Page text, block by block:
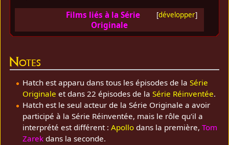
[développer]
Films liés à la Série
Originale
Notes
Hatch est apparu dans tous les épisodes de la Série
Originale et dans 22 épisodes de la Série Réinventée.
Hatch est le seul acteur de la Série Originale a avoir
participé à la Série Réinventée, mais le rôle qu'il a
interprété est différent : Apollodans la première, Tom
Zarekdans la seconde.